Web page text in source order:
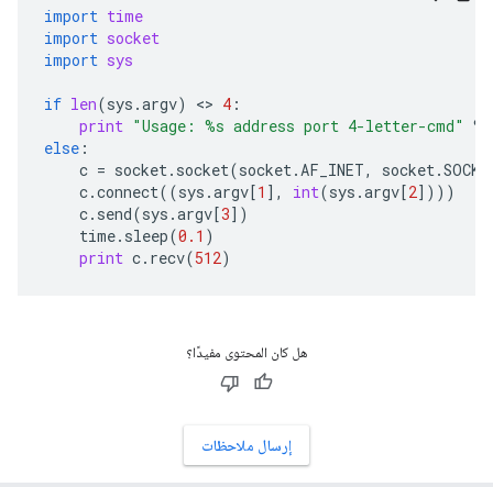
import time
import socket
import sys
if len(sys .argv) <> 4 :
print "Usage: %s address port 4-letter-cmd" %
else :
c = socket. socket(socket.AF_INET, socket.
c.connect((sys .argv[1 ], int(sys .argv[2])))
c. send(sys .argv[3])
time. sleep(0.1 )
print c. recv(512)
هل كان المحتوى مفيدًا؟
إرسال ملاحظات